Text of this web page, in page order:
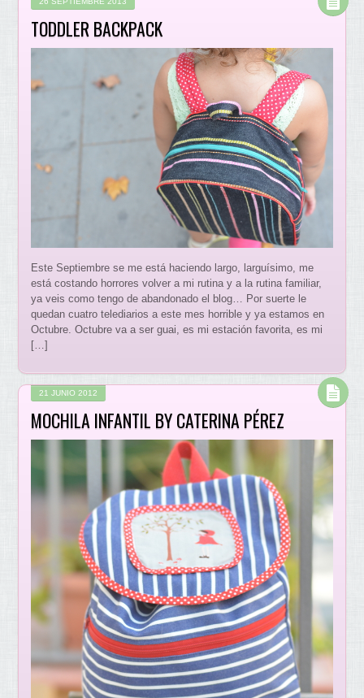
TODDLER BACKPACK
Este Septiembre se me está haciendo largo, larguísimo, me
está costando horrores volver a mi rutina y a la rutina familiar,
ya veis como tengo de abandonado el blog… Por suerte le
quedan cuatro telediarios a este mes horrible y ya estamos en
Octubre. Octubre va a ser guai, es mi estación favorita, es mi
[…]
21 JUNIO 2012
MOCHILA INFANTIL BY CATERINA PÉREZ